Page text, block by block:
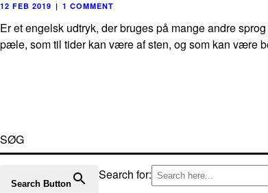
12 FEB 2019 | 1 COMMENT
Er et engelsk udtryk, der bruges på mange andre
pæle, som til tider kan være af sten, og som kan være
SØG
Search for:
Search Button